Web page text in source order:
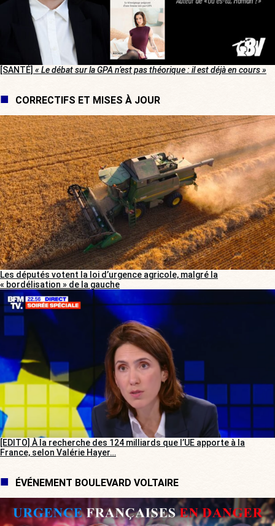
[SANTÉ] « Le débat sur la GPA n’est pas théorique : il est déjà en cours »
CORRECTIFS ET MISES À JOUR
Les députés votent la loi d’urgence agricole, malgré la
« bordélisation » de la gauche
[EDITO] À la recherche des 124 milliards que l’UE apporte à la
France, selon Valérie Hayer…
ÉVÉNEMENT BOULEVARD VOLTAIRE